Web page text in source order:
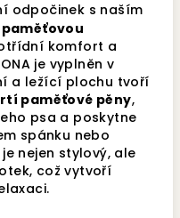
odpočinek s naším
komfort a
je vyplněn v
a ležící plochu tvoří
paměťové pěny,
psa a poskytne
spánku nebo
nejen stylový, ale
což vytvoří